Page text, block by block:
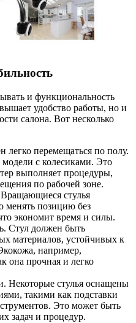
и функциональность
удобство работы, но и
салона. Вот несколько
легко перемещаться по полу.
модели с колесиками. Это
выполняет процедуры,
по рабочей зоне.
стулья
менять позицию без
экономит время и силы.
Стул должен быть
материалов, устойчивых к
например,
она прочная и легко
Некоторые стулья оснащены
такими как подставки
Это может быть
задач и процедур.